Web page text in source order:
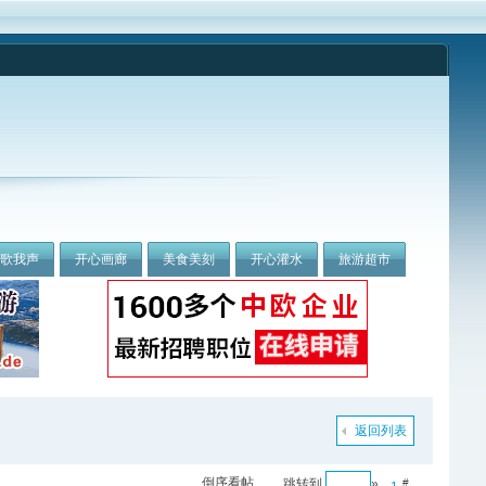
我声 开心画廊 美食美刻 开心灌水 旅游超市
返回列表
#
倒序看帖